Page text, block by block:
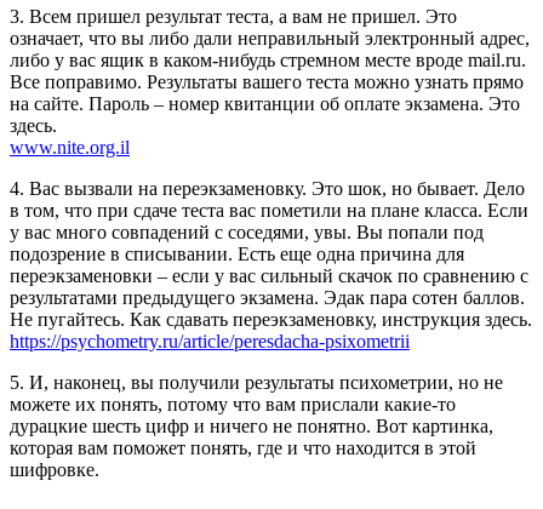
3. Всем пришел результат теста, а вам не пришел. Это
означает, что вы либо дали неправильный электронный адрес,
либо у вас ящик в каком-нибудь стремном месте вроде mail.ru.
Все поправимо. Результаты вашего теста можно узнать прямо
на сайте. Пароль – номер квитанции об оплате экзамена. Это
здесь.
www.nite.org.il
4. Вас вызвали на переэкзаменовку. Это шок, но бывает. Дело
в том, что при сдаче теста вас пометили на плане класса. Если
у вас много совпадений с соседями, увы. Вы попали под
подозрение в списывании. Есть еще одна причина для
переэкзаменовки – если у вас сильный скачок по сравнению с
результатами предыдущего экзамена. Эдак пара сотен баллов.
Не пугайтесь. Как сдавать переэкзаменовку, инструкция здесь.
https://psychometry.ru/article/peresdacha-psixometrii
5. И, наконец, вы получили результаты психометрии, но не
можете их понять, потому что вам прислали какие-то
дурацкие шесть цифр и ничего не понятно. Вот картинка,
которая вам поможет понять, где и что находится в этой
шифровке.